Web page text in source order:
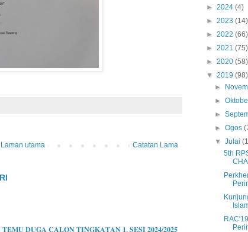
Catatan Lama
Laman utama
𝐃𝐔𝐆𝐀 𝐂𝐀𝐋𝐎𝐍 𝐓𝐈𝐍𝐆𝐊𝐀𝐓𝐀𝐍 𝟏, 𝐒𝐄𝐒𝐈 𝟐𝟎𝟐𝟒/𝟐𝟎𝟐𝟓
► 2024 (4)
► 2023 (14)
► 2022 (66)
► 2021 (75)
► 2020 (58)
▼ 2019 (98)
►
►
►
►Ogos
▼Julai
5th